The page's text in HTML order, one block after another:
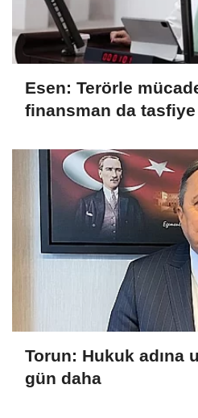
Esen: Terörle
finansman da
Torun: Hukuk adına
gün daha